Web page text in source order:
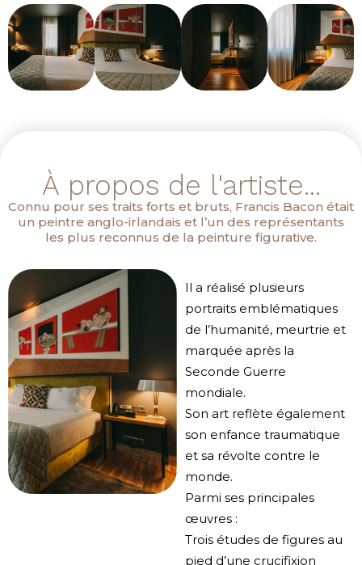
À propos de l'artiste...
Connu pour ses traits forts et bruts, Francis Bacon était
un peintre anglo-irlandais et l’un des représentants
les plus reconnus de la peinture figurative.
Il a réalisé plusieurs
portraits emblématiques
de l’humanité, meurtrie et
marquée après la
Seconde Guerre
mondiale.
Son art reflète également
son enfance traumatique
et sa révolte contre le
monde.
Parmi ses principales
œuvres :
Trois études de figures au
pied d’une crucifixion